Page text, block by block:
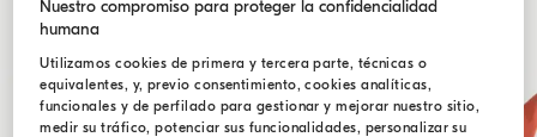
Nuestro compromiso para proteger la confidencialidad
humana
Utilizamos cookies de primera y tercera parte, técnicas o
equivalentes, y, previo consentimiento, cookies analíticas,
funcionales y de perfilado para gestionar y mejorar nuestro sitio,
medir su tráfico, potenciar sus funcionalidades, personalizar su